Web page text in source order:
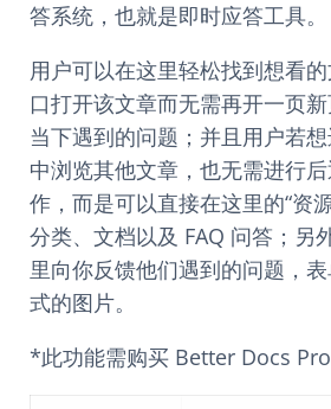
答系统，也就是即时应答工具。
用户可以在这里轻松找到想看
口打开该文章而无需再开一页
当下遇到的问题；并且用户若
中浏览其他文章，也无需进行
作，而是可以直接在这里的“资
分类、文档以及 FAQ 问答；另
里向你反馈他们遇到的问题，
式的图片。
*此功能需购买 Better Docs Pro